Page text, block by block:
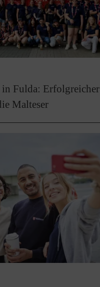
Fulda: Erfolgreicher
Malteser